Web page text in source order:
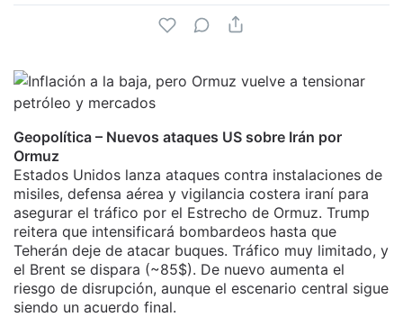
Geopolítica – Nuevos ataques US sobre Irán por
Ormuz
Estados Unidos lanza ataques contra instalaciones de
misiles, defensa aérea y vigilancia costera iraní para
asegurar el tráfico por el Estrecho de Ormuz. Trump
reitera que intensificará bombardeos hasta que
Teherán deje de atacar buques. Tráfico muy limitado, y
el Brent se dispara (~85$). De nuevo aumenta el
riesgo de disrupción, aunque el escenario central sigue
siendo un acuerdo final.